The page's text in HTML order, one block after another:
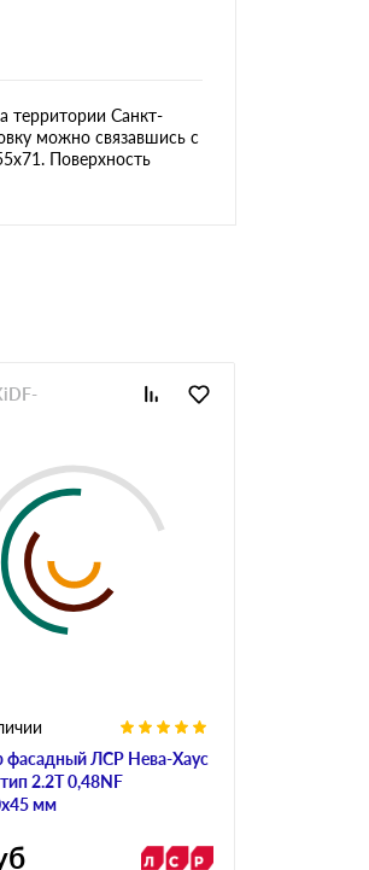
территории Санкт-
можно связавшись с
Поверхность
фасадный ЛСР Нева-Хаус
2.2Т 0,48NF
мм